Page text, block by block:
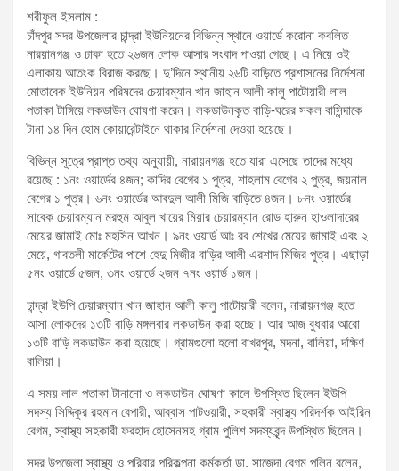
e
m
e
n
t
:
শরীফুল ইসলাম :
চাঁদপুর সদর উপজেলার চান্দ্রা ইউনিয়নের বিভিন্ন স্থানে ওয়ার্ডে করোনা কবলিত
নারয়ানগঞ্জ ও ঢাকা হতে ২৬জন লোক আসার সংবাদ পাওয়া গেছে। এ নিয়ে ওই
এলাকায় আতংক বিরাজ করছে। দু’দিনে স্থানীয় ২৬টি বাড়িতে প্রশাসনের নির্দেশনা
মোতাবেক ইউনিয়ন পরিষদের চেয়ারম্যান খান জাহান আলী কালু পাটোয়ারী লাল
পতাকা টাঙ্গিয়ে লকডাউন ঘোষণা করেন। লকডাউনকৃত বাড়ি-ঘরের সকল বাসিন্দাকে
টানা ১৪ দিন হোম কোয়ারেন্টাইনে থাকার নির্দেশনা দেওয়া হয়েছে।
বিভিন্ন সূত্রে প্রাপ্ত তথ্য অনুযায়ী, নারায়নগঞ্জ হতে যারা এসেছে তাদের মধ্যে
রয়েছে : ১নং ওয়ার্ডের ৪জন; কাদির বেগের ১ পুত্র, শাহলাম বেগের ২ পুত্র, জয়নাল
বেগের ১ পুত্র। ৬নং ওয়ার্ডের আবদুল আলী মিজি বাড়িতে ৪জন। ৮নং ওয়ার্ডের
সাবেক চেয়ারম্যান মরহুম আবুল খায়ের মিয়ার চেয়ারম্যান রোড হারুন হাওলাদারের
মেয়ের জামাই মোঃ মহসিন আখন। ৯নং ওয়ার্ড আঃ রব শেখের মেয়ের জামাই এবং ২
মেয়ে, গাবতলী মার্কেটের পাশে হেদু মিজীর বাড়ির আলী এরশাদ মিজির পুত্র। এছাড়া
৫নং ওয়ার্ডে ৫জন, ৩নং ওয়ার্ডে ২জন ৭নং ওয়ার্ড ১জন।
চান্দ্রা ইউপি চেয়ারম্যান খান জাহান আলী কালু পাটোয়ারী বলেন, নারায়নগঞ্জ হতে
আসা লোকদের ১৩টি বাড়ি মঙ্গলবার লকডাউন করা হচ্ছে। আর আজ বুধবার আরো
১৩টি বাড়ি লকডাউন করা হয়েছে। গ্রামগুলো হলো বাখরপুর, মদনা, বালিয়া, দক্ষিণ
বালিয়া।
এ সময় লাল পতাকা টানানো ও লকডাউন ঘোষণা কালে উপস্থিত ছিলেন ইউপি
সদস্য সিদ্দিকুর রহমান বেপারী, আব্বাস পাটওয়ারী, সহকারী স্বাস্থ্য পরিদর্শক আইরিন
বেগম, স্বাস্থ্য সহকারী ফরহাদ হোসেনসহ গ্রাম পুলিশ সদস্যবৃন্দ উপস্থিত ছিলেন।
সদর উপজেলা স্বাস্থ্য ও পরিবার পরিকল্পনা কর্মকর্তা ডা. সাজেদা বেগম পলিন বলেন,